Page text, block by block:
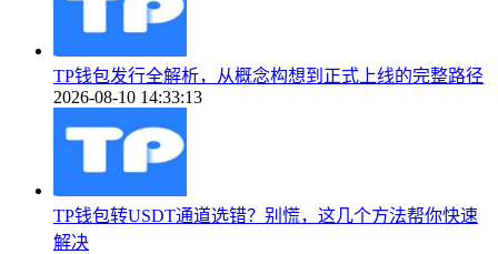
TP钱包发行全解析，从概念构想到正式上线的完整路径
2026-08-10 14:33:13
TP钱包转USDT通道选错？别慌，这几个方法帮你快速
解决